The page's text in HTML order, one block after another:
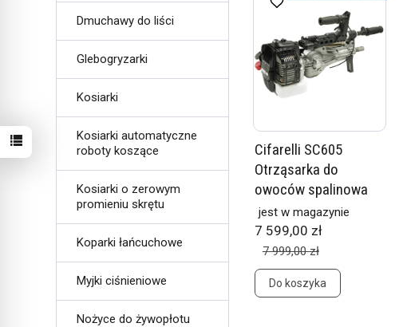
Cifarelli SC605
Otrząsarka do
owoców spalinowa
jest w magazynie
7 599,00 zł
7 999,00 zł
Do koszyka
Dmuchawy do liści
Glebogryzarki
Kosiarki
Kosiarki automatyczne
roboty koszące
Kosiarki o zerowym
promieniu skrętu
Koparki łańcuchowe
Myjki ciśnieniowe
Nożyce do żywopłotu